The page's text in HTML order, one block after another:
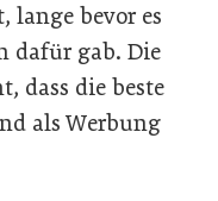
lange bevor es
dafür gab. Die
dass die beste
als Werbung